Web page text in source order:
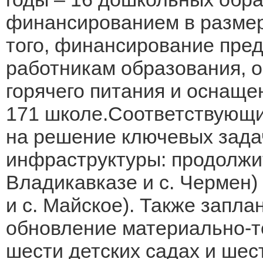
финансированием в
того, финансирование
работникам образования,
горячего питания и
171
на решение ключевых
инфраструктуры:
Владикавказе и с. Чермен)
и с. Майское). Также
обновление материально-
шести детских садах и